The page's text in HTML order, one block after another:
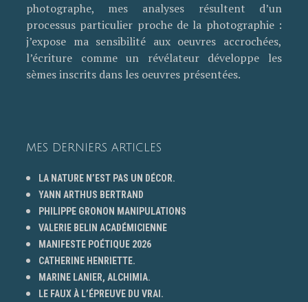
photographe, mes analyses résultent d’un
processus particulier proche de la photographie :
j’expose ma sensibilité aux oeuvres accrochées,
l’écriture comme un révélateur développe les
sèmes inscrits dans les oeuvres présentées.
MES DERNIERS ARTICLES
LA NATURE N’EST PAS UN DÉCOR.
YANN ARTHUS BERTRAND
PHILIPPE GRONON MANIPULATIONS
VALERIE BELIN ACADÉMICIENNE
MANIFESTE POÉTIQUE 2026
CATHERINE HENRIETTE.
MARINE LANIER, ALCHIMIA.
LE FAUX À L’ÉPREUVE DU VRAI.